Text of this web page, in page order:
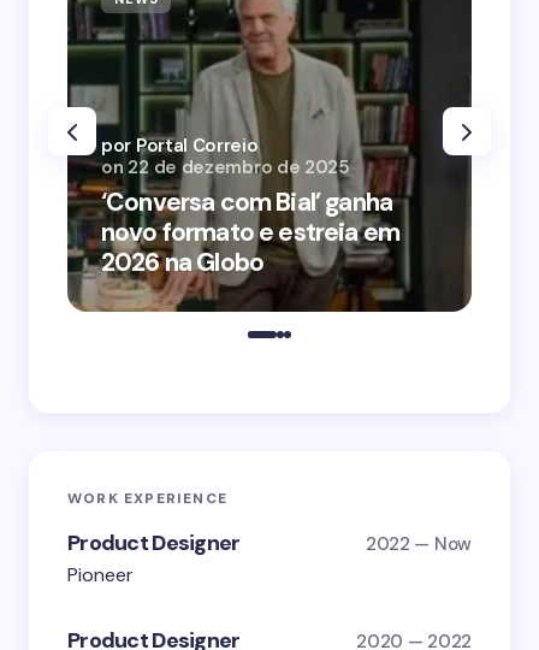
‘Conversa com Bial’ ganha
novo formato e estreia em
2026 na Globo
por Portal Correio
on 22 de dezembro de 2025
WORK EXPERIENCE
Product Designer 2022 — Now
Pioneer
Product Designer 2020 — 2022